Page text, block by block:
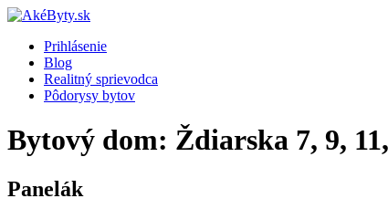
Prihlásenie
Blog
Realitný sprievodca
Pôdorysy bytov
Bytový dom: Ždiarska 7, 9,
Panelák